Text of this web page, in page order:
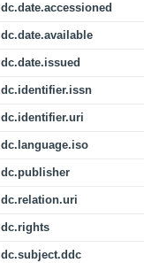
dc.date.accessioned
dc.date.available
dc.date.issued
dc.identifier.issn
dc.identifier.uri
dc.language.iso
dc.publisher
dc.relation.uri
dc.rights
dc.subject.ddc